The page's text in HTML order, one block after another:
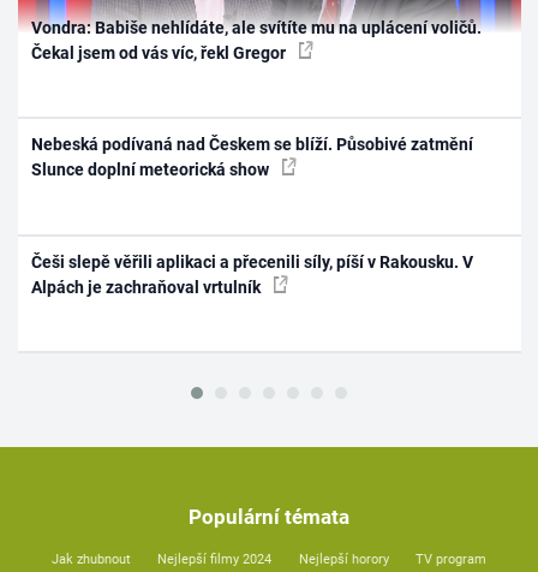
Vondra: Babiše nehlídáte, ale svítíte mu na uplácení voličů.
Čekal jsem od vás víc, řekl Gregor
Nebeská podívaná nad Českem se blíží. Působivé zatmění
Slunce doplní meteorická show
Češi slepě věřili aplikaci a přecenili síly, píší v Rakousku. V
Alpách je zachraňoval vrtulník
Populární témata
Jak zhubnout Nejlepší filmy 2024 Nejlepší horory TV program